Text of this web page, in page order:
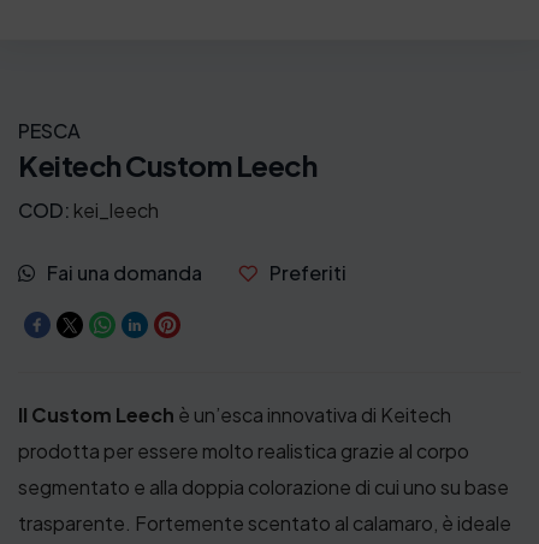
PESCA
Keitech Custom Leech
COD: kei_leech
Fai una domanda Preferiti
Il Custom Leech è un’esca innovativa di Keitech
prodotta per essere molto realistica grazie al corpo
segmentato e alla doppia colorazione di cui uno su base
trasparente. Fortemente scentato al calamaro, è ideale